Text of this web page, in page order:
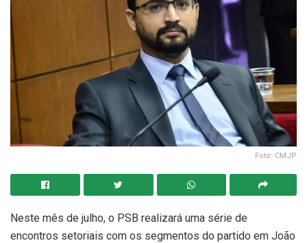
Foto: CMJP
Neste mês de julho, o PSB realizará uma série de
encontros setoriais com os segmentos do partido em João